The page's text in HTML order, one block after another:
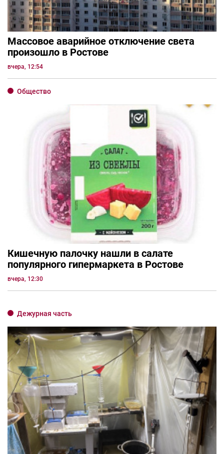
Массовое аварийное отключение света
произошло в Ростове
вчера, 12:54
Общество
Кишечную палочку нашли в салате
популярного гипермаркета в Ростове
вчера, 12:30
Дежурная часть